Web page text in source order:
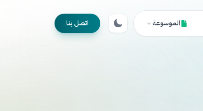
الموسوعة اتصل بنا